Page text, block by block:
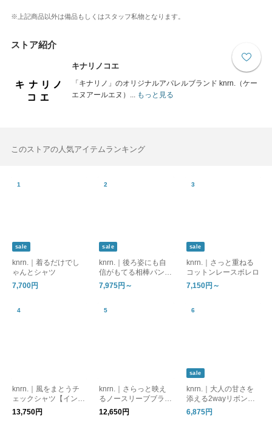
※上記商品以外は備品もしくはスタッフ私物となります。
ストア紹介
キナリノコエ
「キナリノ」のオリジナルアパレルブランド knrn.（ケー
エヌアールエヌ）...もっと見る
このストアの人気アイテムランキング
sale
knrn.｜着るだけでし
ゃんとシャツ
7,700円
sale
knrn.｜後ろ姿にも自
信がもてる相棒パンツ
【インスタライブ紹
介】
7,975円～
sale
knrn.｜さっと重ねる
コットンレースボレロ
7,150円～
knrn.｜風をまとうチ
ェックシャツ【インス
タライブ紹介】
13,750円
knrn.｜さらっと映え
るノースリーブブラウ
ス【インスタライブ紹
介】
12,650円
sale
knrn.｜大人の甘さを
添える2wayリボンブ
ラウス
6,875円